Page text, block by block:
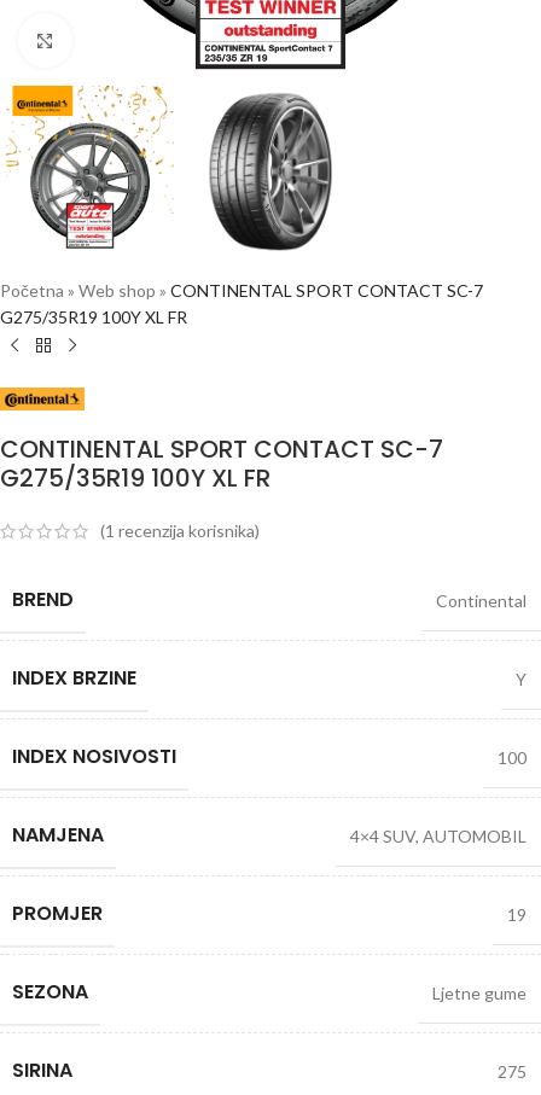
Početna » Web shop » CONTINENTAL SPORT CONTACT SC-7
G275/35R19 100Y XL FR
CONTINENTAL SPORT CONTACT SC-7
G275/35R19 100Y XL FR
(1 recenzija korisnika)
BREND Continental
INDEX BRZINE Y
INDEX NOSIVOSTI 100
NAMJENA 4×4 SUV, AUTOMOBIL
PROMJER 19
SEZONA Ljetne gume
SIRINA 275